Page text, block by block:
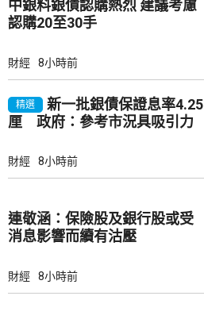
中銀料銀債認購熱烈 建議考慮
認購20至30手
財經 8小時前
精選
新一批銀債保證息率4.25
厘 政府：參考市況具吸引力
財經 8小時前
連敬涵：保險股及銀行股或受
消息影響而續有沽壓
財經 8小時前